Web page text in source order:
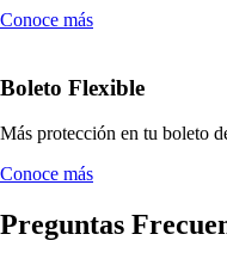
Conoce más
Boleto Flexible
Más protección en tu boleto
Conoce más
Preguntas